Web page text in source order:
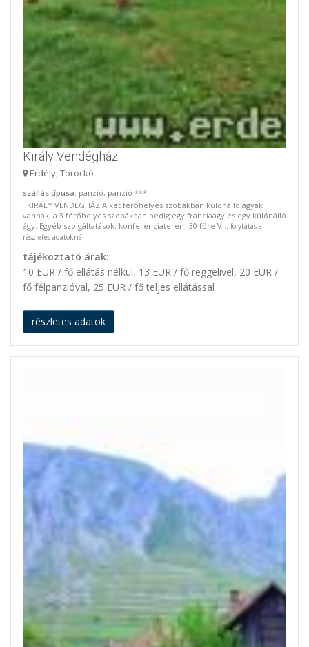
Király Vendégház
Erdély, Torockó
szállás típusa: panzió, panzió ***
KIRÁLY VENDÉGHÁZ A két férőhelyes szobákban különálló ágyak
vannak, a 3 férőhelyes szobákban pedig egy franciaágy és egy különálló
ágy. Egyéb szolgáltatások: konferenciaterem 30 főre V... folytatás a
részletes adatoknál
tájékoztató árak:
10 EUR / fő ellátás nélkül, 13 EUR / fő reggelivel, 20 EUR /
fő félpanzióval, 25 EUR / fő teljes ellátással
részletes adatok